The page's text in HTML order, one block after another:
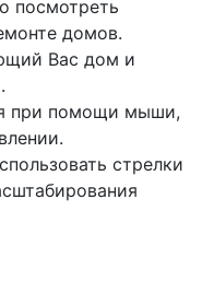
посмотреть
домов.
Вас дом и
при помощи мыши,
стрелки